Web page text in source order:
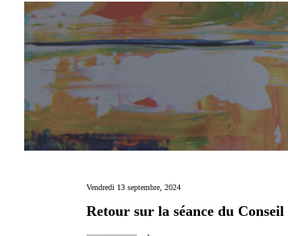
Vendredi 13 septembre, 2024
Retour sur la séance du